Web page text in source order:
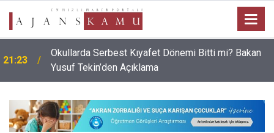
21:23
Okullarda Serbest Kıyafet Dönemi Bitti mi? Bakan
Yusuf Tekin’den Açıklama